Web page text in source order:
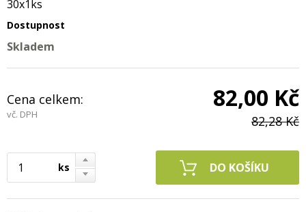
30x1ks
Dostupnost
Skladem
Cena celkem:
vč. DPH
82,00 Kč
82,28 Kč
ks